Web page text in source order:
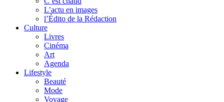
L’actu en images
l’Édito de la Rédaction
Culture
Livres
Cinéma
Art
Agenda
Lifestyle
Beauté
Mode
Voyage